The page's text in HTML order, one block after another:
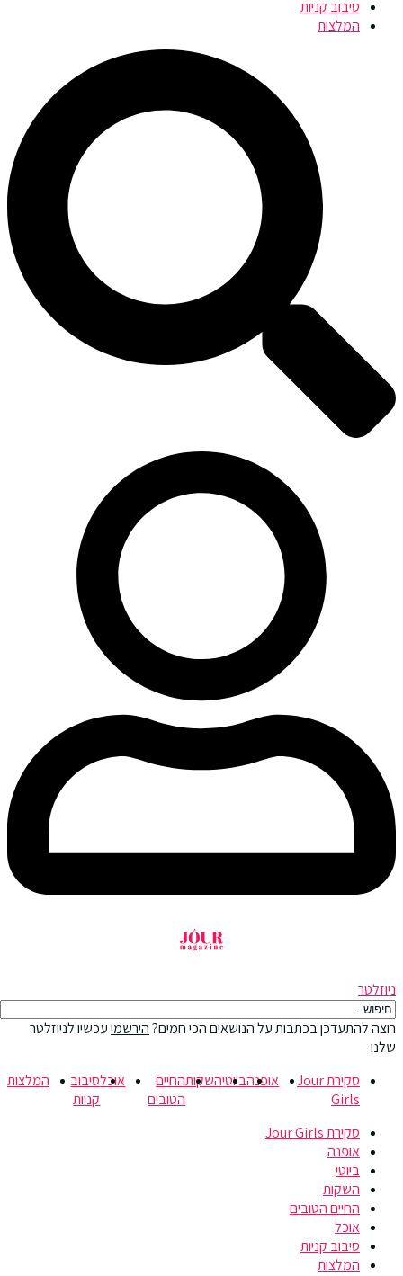
סיבוב קניות
המלצות
ניוזלטר
רוצה להתעדכן בכתבות על הנושאים הכי חמים?הירשמיעכשיו לניוזלטר
שלנו
סקירת Jour
Girls
אופנהביוטיהשקותהחיים
הטובים
אוכלסיבוב
קניות
המלצות
סקירת Jour Girls
אופנה
ביוטי
השקות
החיים הטובים
אוכל
סיבוב קניות
המלצות